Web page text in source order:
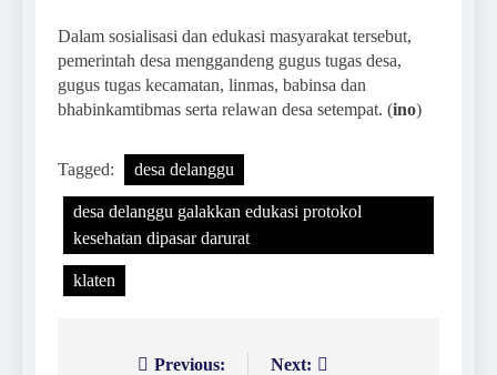
Dalam sosialisasi dan edukasi masyarakat tersebut,
pemerintah desa menggandeng gugus tugas desa,
gugus tugas kecamatan, linmas, babinsa dan
bhabinkamtibmas serta relawan desa setempat. (ino)
Tagged: desa delanggu
desa delanggu galakkan edukasi protokol
kesehatan dipasar darurat
klaten
Previous: Next: